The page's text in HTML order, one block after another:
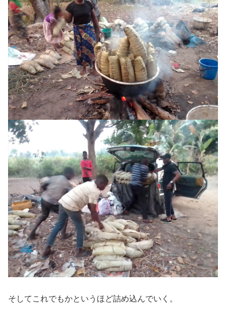
そしてこれでもかというほど詰め込んでいく。